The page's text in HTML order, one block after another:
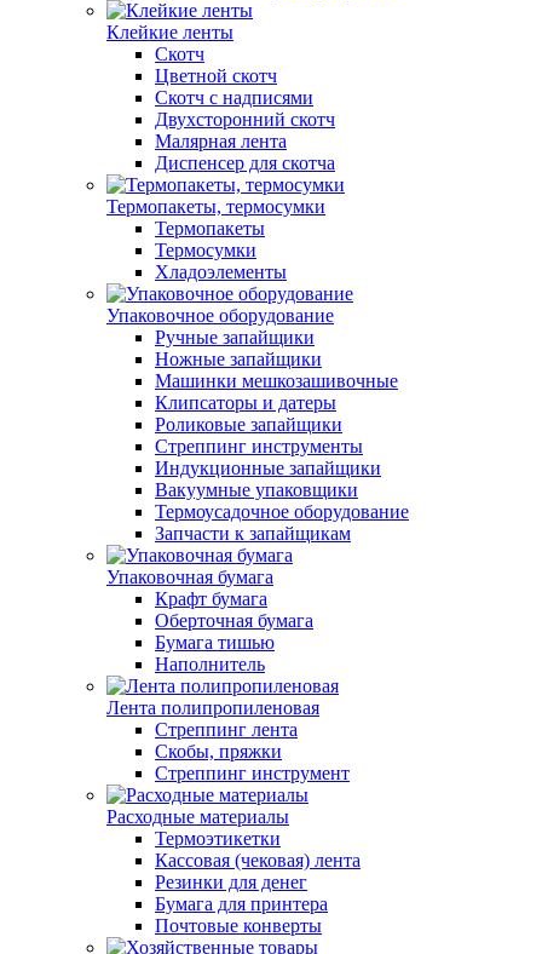
Клейкие ленты
Скотч
Цветной скотч
Скотч с надписями
Двухсторонний скотч
Малярная лента
Диспенсер для скотча
Термопакеты, термосумки
Термопакеты
Термосумки
Хладоэлементы
Упаковочное оборудование
Ручные запайщики
Ножные запайщики
Машинки мешкозашивочные
Клипсаторы и датеры
Роликовые запайщики
Стреппинг инструменты
Индукционные запайщики
Вакуумные упаковщики
Термоусадочное оборудование
Запчасти к запайщикам
Упаковочная бумага
Крафт бумага
Оберточная бумага
Бумага тишью
Наполнитель
Лента полипропиленовая
Стреппинг лента
Скобы, пряжки
Стреппинг инструмент
Расходные материалы
Термоэтикетки
Кассовая (чековая) лента
Резинки для денег
Бумага для принтера
Почтовые конверты